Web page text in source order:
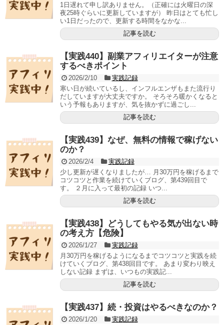
1日遅れて申し訳ありません。（正確には火曜日の深
夜25時ぐらいに更新していますが） 昨日はとても忙し
い1日だったので、更新する時間をなかな...
記事を読む
【実践440】副業アフィリエイターが注意
するべきポイント
2026/2/10
実践記録
寒い日が続いているし、インフルエンザもまた流行り
だしていますが大丈夫ですか。 そろそろ暖かくなると
いう予報もありますが、気を抜かずに過ごし...
記事を読む
【実践439】なぜ、無料の情報で稼げない
のか？
2026/2/4
実践記録
少し更新が遅くなりましたが… 月30万円を稼げるまで
コツコツと作業を続けていくブログ、第439回目で
す。 ２月に入って最初の記録 いつ...
記事を読む
【実践438】どうしてもやる気が出ない時
の考え方【危険】
2026/1/27
実践記録
月30万円を稼げるようになるまでコツコツと実践を続
けていくブログ、第438回目です。 あまり変わり映え
しない記録 まずは、いつもの実践記...
記事を読む
【実践437】続・投資はやるべきなのか？
2026/1/20
実践記録